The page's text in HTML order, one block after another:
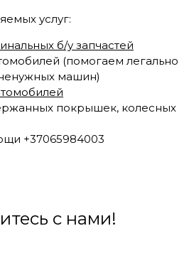
услуг:
б/у запчастей
(помогаем легально
машин)
покрышек, колесных
+37065984003
с нами!